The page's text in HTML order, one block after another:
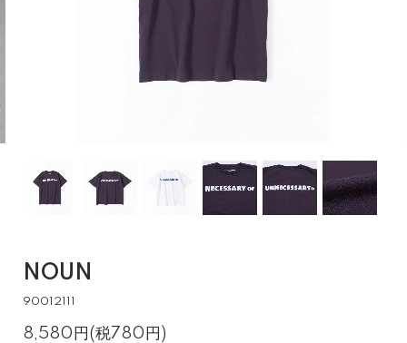
NOUN
90012111
8,580円(税780円)